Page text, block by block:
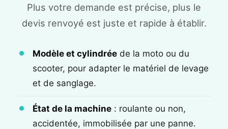
Plus votre demande est précise, plus le
devis renvoyé est juste et rapide à établir.
Modèle et cylindrée de la moto ou du
scooter, pour adapter le matériel de levage
et de sanglage.
État de la machine : roulante ou non,
accidentée, immobilisée par une panne.